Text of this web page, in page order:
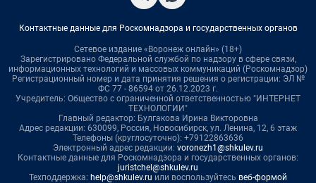
Контактные данные для Роскомнадзора и государственных органов
Сетевое издание «Воронеж онлайн» (18+)
Зарегистрировано Федеральной службой по надзору в сфере связи,
информационных технологий и массовых коммуникаций (Роскомнадзор)
Регистрационный номер и дата принятия решения о регистрации: ЭЛ №
ФС 77 - 86594 от 26.12.2023 г.
Учредитель: Общество с ограниченной ответственностью "ИНТЕРНЕТ
ТЕХНОЛОГИИ"
Главный редактор: Булгакова Ирина Викторовна
Адрес редакции: 630099, Россия, Новосибирск, ул. Ленина, 12, 6 этаж
Телефоны (круглосуточно): +79122863636
Электронный адрес редакции: voronezh1@shkulev.ru
Контактные данные для Роскомнадзора и государственных органов:
juristchel@shkulev.ru
Техподдержка: help@shkulev.ru или воспользуйтесь веб-формой